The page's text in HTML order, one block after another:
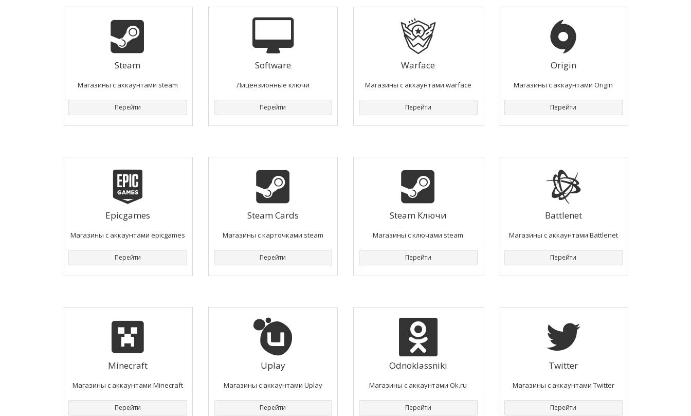
Steam
Магазины с аккаунтами steam
Перейти
Software
Лицензионные ключи
Перейти
Warface
Магазины с аккаунтами warface
Перейти
Origin
Магазины с аккаунтами Origin
Перейти
Epicgames
Магазины с аккаунтами epicgames
Перейти
Steam Cards
Магазины с карточками steam
Перейти
Steam Ключи
Магазины с ключами steam
Перейти
Battlenet
Магазины с аккаунтами Battlenet
Перейти
Minecraft
Магазины с аккаунтами Minecraft
Перейти
Uplay
Магазины с аккаунтами Uplay
Перейти
Odnoklassniki
Магазины с аккаунтами Ok.ru
Перейти
Twitter
Магазины с аккаунтами Twitter
Перейти